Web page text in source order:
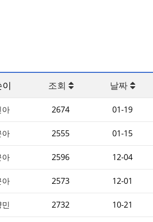
조회 날짜
아 2674 01-19
아 2555 01-15
아 2596 12-04
아 2573 12-01
2732 10-21